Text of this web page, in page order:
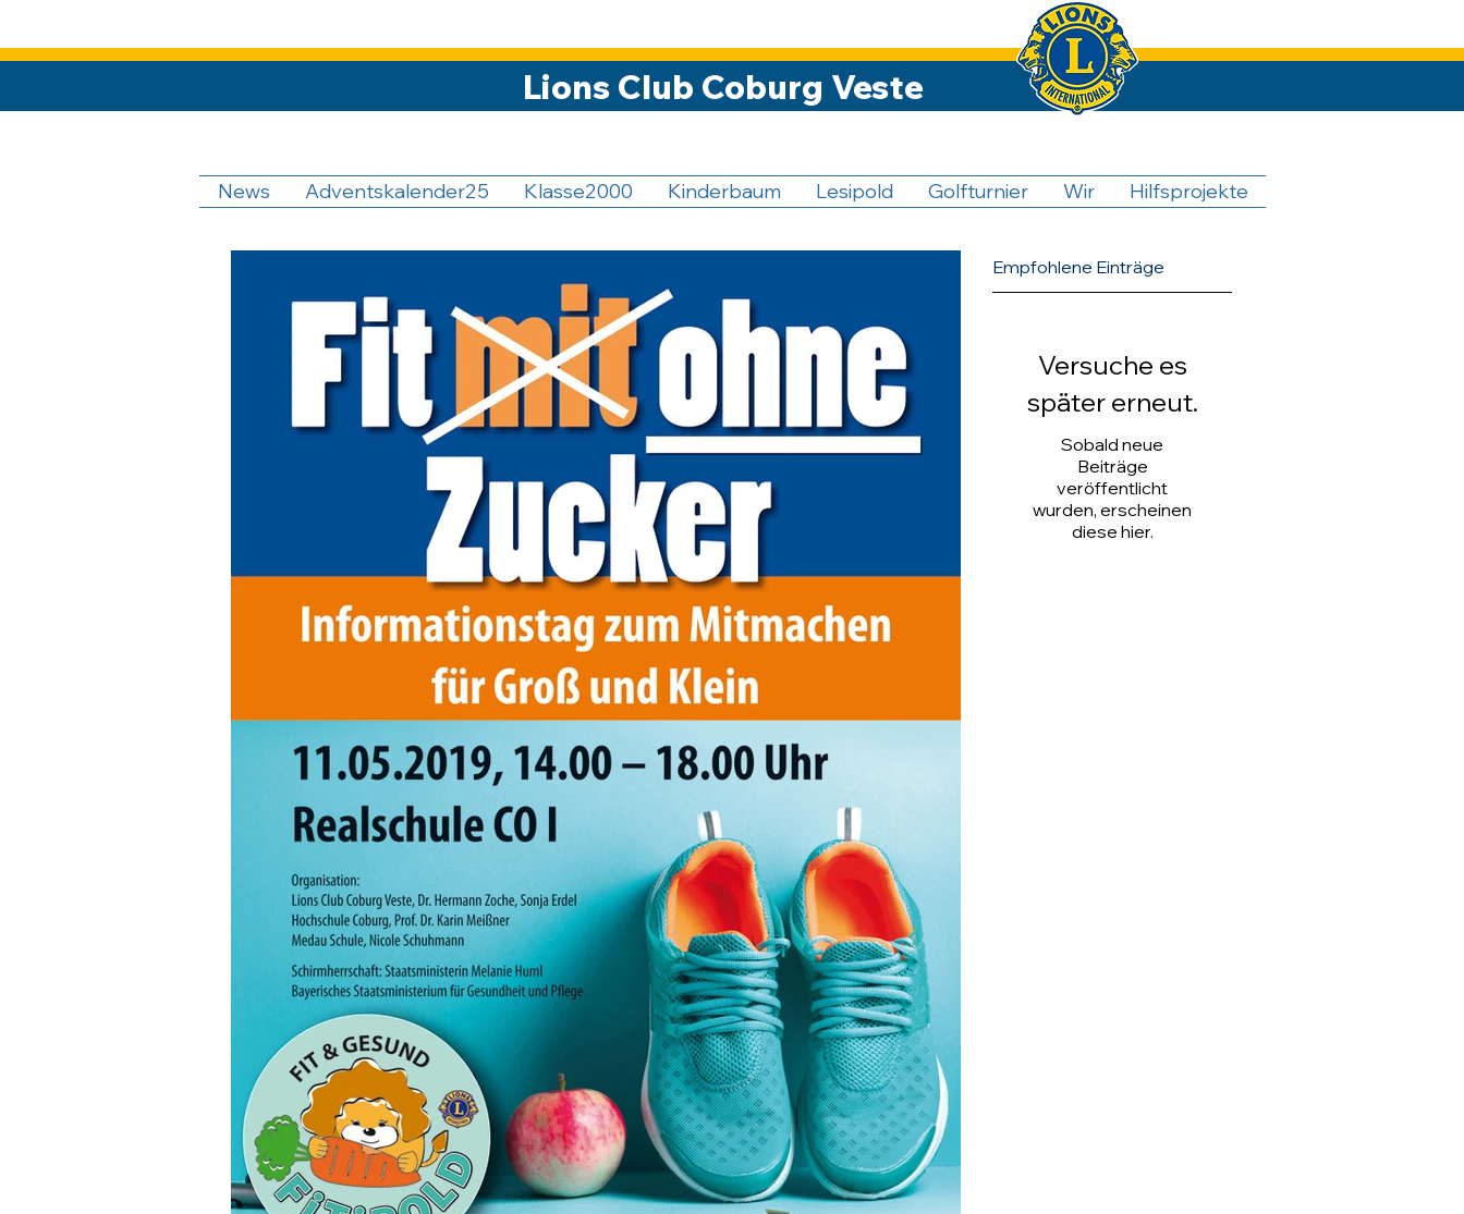
Lions Club Coburg Veste
News Adventskalender25 Klasse2000 Kinderbaum Lesipold Golfturnier Wir Hilfsprojekte
Empfohlene Einträge
Versuche es
später erneut.
Sobald neue
Beiträge
veröffentlicht
wurden, erscheinen
diese hier.